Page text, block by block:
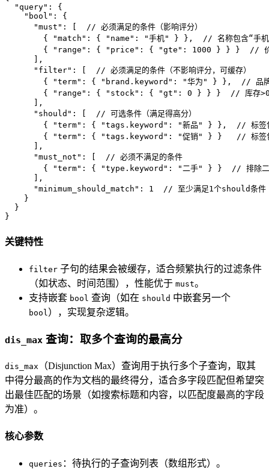
"query" :
{
"bool" :
{
"must" : [
// 必须满足的条件（影响评分）
{
"match" : { "name" : "手机" } } ,
// 名称包含“手
{
"range" : { "price" : { "gte" : 1000 } } }
//
] ,
"filter" : [
// 必须满足的条件（不影响评分，可缓存）
{
"term" : { "brand.keyword" : "华为" } } ,
// 品牌
{
"range" : { "stock" : { "gt" : 0 } } }
// 库存
] ,
"should" : [
// 可选条件（满足得高分）
{
"term" : { "tags.keyword" : "新品" } } ,
// 标签
{
"term" : { "tags.keyword" : "促销" } }
// 标签
] ,
"must_not" : [
// 必须不满足的条件
{
"term" : { "type.keyword" : "二手" } }
// 排除二
] ,
"minimum_should_match" : 1
// 至少满足1个should条件
}
}
}
关键特性
filter 子句的结果会被缓存，适合频繁执行的过滤条件
（如状态、时间范围），性能优于 must。
支持嵌套 bool 查询（如在 should 中嵌套另一个
bool），实现复杂逻辑。
dis_max 查询：取多个查询的最高分
dis_max
（Disjunction Max）查询用于执行多个子查询，取其
中得分最高的作为文档的最终得分，适合多字段匹配但希望突
出最佳匹配的场景（如搜索标题和内容，以匹配度最高的字段
为准）。
核心参数
queries ：待执行的子查询列表（数组形式）。